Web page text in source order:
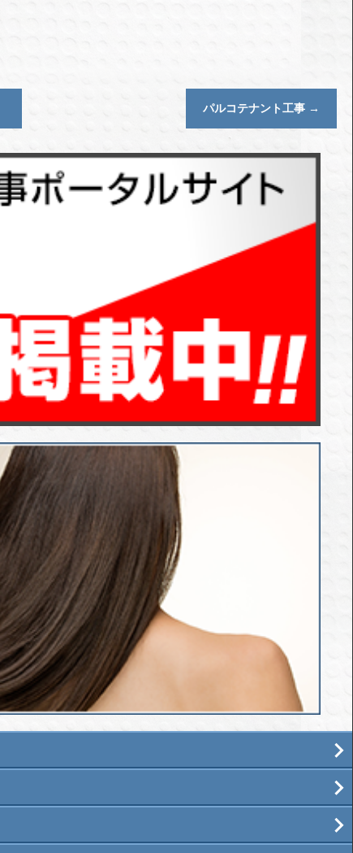
パルコテナント工事 →